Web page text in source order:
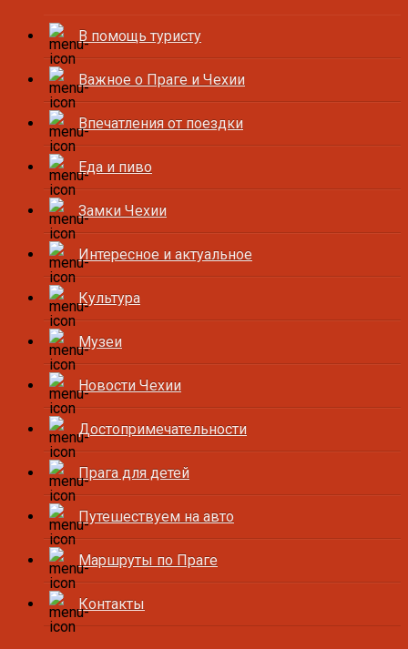
В помощь туристу
Важное о Праге и Чехии
Впечатления от поездки
Еда и пиво
Замки Чехии
Интересное и актуальное
Культура
Музеи
Новости Чехии
Достопримечательности
Прага для детей
Путешествуем на авто
Маршруты по Праге
Контакты